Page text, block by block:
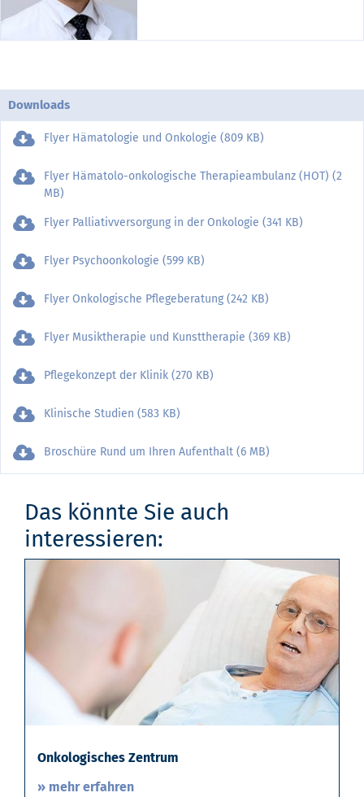
Downloads
Flyer Hämatologie und Onkologie (809 KB)
Flyer Hämatolo-onkologische Therapieambulanz (HOT) (2
MB)
Flyer Palliativversorgung in der Onkologie (341 KB)
Flyer Psychoonkologie (599 KB)
Flyer Onkologische Pflegeberatung (242 KB)
Flyer Musiktherapie und Kunsttherapie (369 KB)
Pflegekonzept der Klinik (270 KB)
Klinische Studien (583 KB)
Broschüre Rund um Ihren Aufenthalt (6 MB)
Das könnte Sie auch
interessieren:
Onkologisches Zentrum
» mehr erfahren